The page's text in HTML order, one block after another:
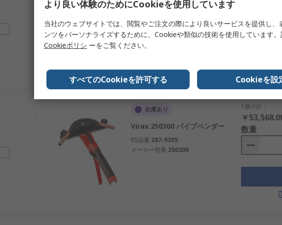
HAZET 2193-1 パイプベンダー
4.75 mm
RS品番646-978
メーカー型番 2193-1
在庫あり
Virax 250300 パイプベンダー
RS品番 287-9395
メーカー型番 250300
1個小計：
￥
数量
より良い体験のためにCookieを使用しています
当社のウェブサイトでは、閲覧やご注文の際により良いサービスを提供し、
ンツをパーソナライズするために、Cookieや類似の技術を使用しています。
Cookieポリシ ーをご覧ください。
すべてのCookieを許可する Cookieを設